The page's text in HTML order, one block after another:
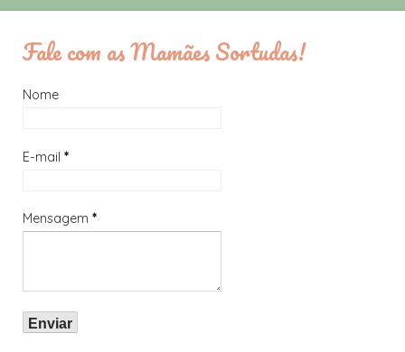
Fale com as Mamães Sortudas!
Nome
E-mail *
Mensagem *